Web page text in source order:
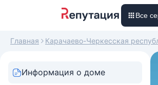
Все
Главная Карачаево-Черкесская
Информация о доме